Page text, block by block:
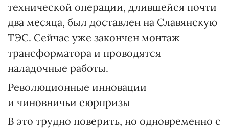
технической операции, длившейся почти
два месяца, был доставлен на Славянскую
ТЭС. Сейчас уже закончен монтаж
трансформатора и проводятся
наладочные работы.
Революционные инновации
и чиновничьи сюрпризы
В это трудно поверить, но одновременно с